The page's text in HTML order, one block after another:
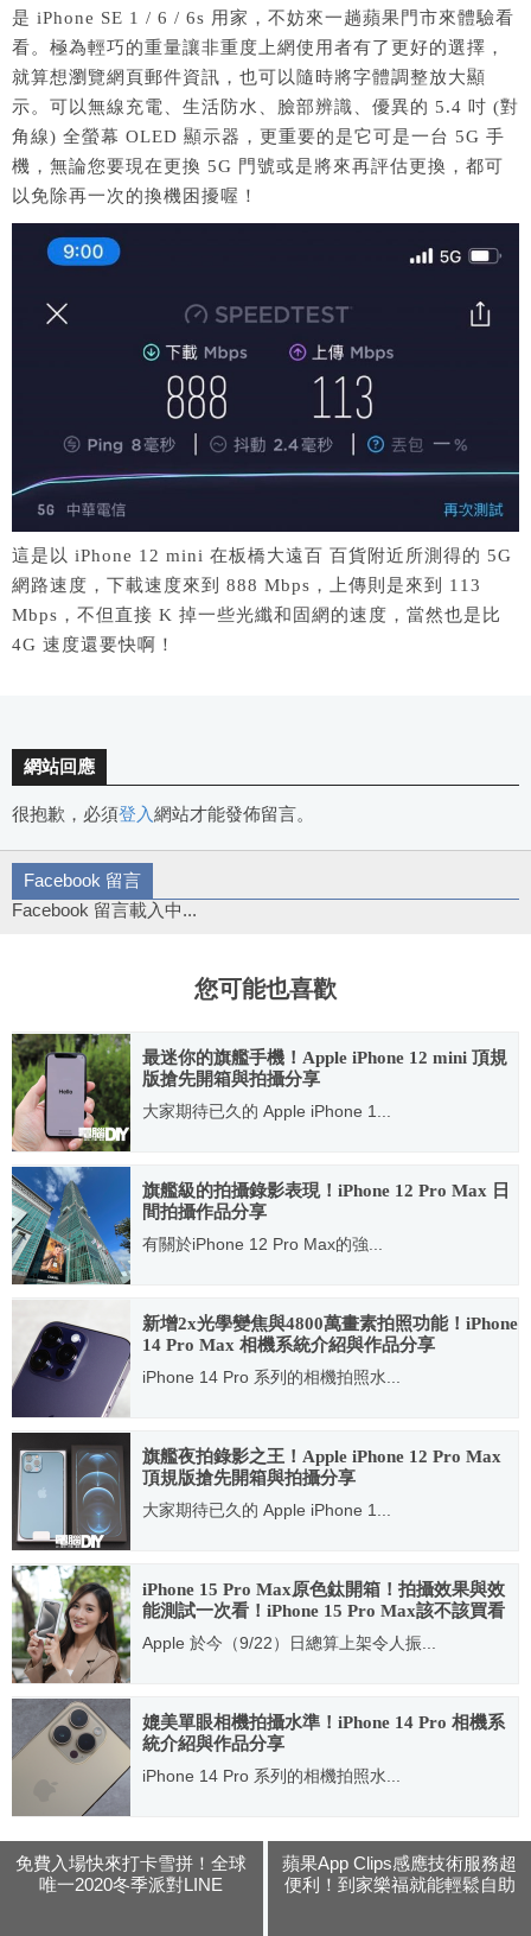
是 iPhone SE 1 / 6 / 6s 用家，不妨來一趟蘋果門市來體驗看
看。極為輕巧的重量讓非重度上網使用者有了更好的選擇，
就算想瀏覽網頁郵件資訊，也可以隨時將字體調整放大顯
示。可以無線充電、生活防水、臉部辨識、優異的 5.4 吋 (對
角線) 全螢幕 OLED 顯示器，更重要的是它可是一台 5G 手
機，無論您要現在更換 5G 門號或是將來再評估更換，都可
以免除再一次的換機困擾喔！
這是以 iPhone 12 mini 在板橋大遠百 百貨附近所測得的 5G
網路速度，下載速度來到 888 Mbps，上傳則是來到 113
Mbps，不但直接 K 掉一些光纖和固網的速度，當然也是比
4G 速度還要快啊！
網站回應
很抱歉，必須登入網站才能發佈留言。
Facebook 留言
Facebook 留言載入中...
您可能也喜歡
最迷你的旗艦手機！Apple iPhone 12 mini 頂規
版搶先開箱與拍攝分享
大家期待已久的 Apple iPhone 1...
2020.11.12
旗艦級的拍攝錄影表現！iPhone 12 Pro Max 日
間拍攝作品分享
有關於iPhone 12 Pro Max的強...
2020.11.23
新增2x光學變焦與4800萬畫素拍照功能！iPhone
14 Pro Max 相機系統介紹與作品分享
iPhone 14 Pro 系列的相機拍照水...
2022.10.03
旗艦夜拍錄影之王！Apple iPhone 12 Pro Max
頂規版搶先開箱與拍攝分享
大家期待已久的 Apple iPhone 1...
2020.11.12
iPhone 15 Pro Max原色鈦開箱！拍攝效果與效
能測試一次看！iPhone 15 Pro Max該不該買看
Apple 於今（9/22）日總算上架令人振...
2023.09.28
媲美單眼相機拍攝水準！iPhone 14 Pro 相機系
統介紹與作品分享
iPhone 14 Pro 系列的相機拍照水...
免費入場快來打卡雪拼！全球
唯一2020冬季派對LINE
蘋果App Clips感應技術服務超
便利！到家樂福就能輕鬆自助